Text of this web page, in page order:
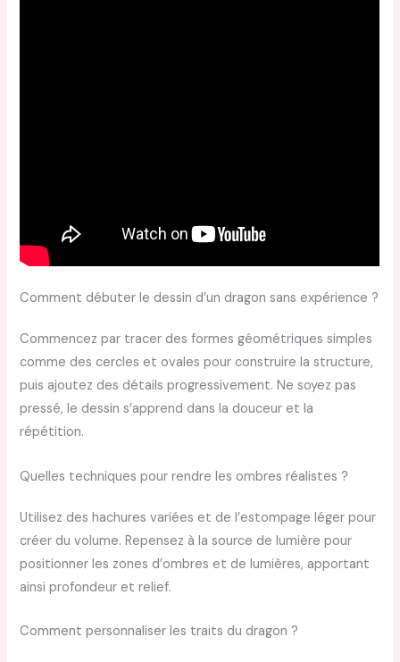
Comment débuter le dessin d’un dragon sans expérience ?
Commencez par tracer des formes géométriques simples
comme des cercles et ovales pour construire la structure,
puis ajoutez des détails progressivement. Ne soyez pas
pressé, le dessin s’apprend dans la douceur et la
répétition.
Quelles techniques pour rendre les ombres réalistes ?
Utilisez des hachures variées et de l’estompage léger pour
créer du volume. Repensez à la source de lumière pour
positionner les zones d’ombres et de lumières, apportant
ainsi profondeur et relief.
Comment personnaliser les traits du dragon ?